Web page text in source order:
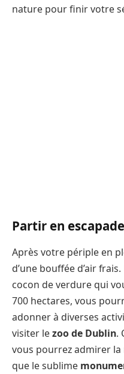
nature pour finir votre
Partir en
Après votre périple en
d’une bouffée d’air frais.
cocon de verdure qui
700 hectares, vous
adonner à diverses
visiter lezoo de Dublin.
vous pourrez admirer
que le sublime